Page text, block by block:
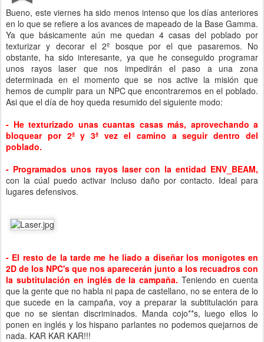
Bueno, este viernes ha sido menos intenso que los días anteriores
en lo que se refiere a los avances de mapeado de la Base Gamma.
Ya que básicamente aún me quedan 4 casas del poblado por
texturizar y decorar el 2º bosque por el que pasaremos. No
obstante, ha sido interesante, ya que he conseguido programar
unos rayos laser que nos impedirán el paso a una zona
determinada en el momento que se nos active la misión que
hemos de cumplir para un NPC que encontraremos en el poblado.
Asi que el día de hoy queda resumido del siguiente modo:
- He texturizado unas cuantas casas más, aprovechando a
bloquear por 2ª y 3ª vez el camino a seguir dentro del
poblado.
- Programados unos rayos laser con la entidad ENV_BEAM,
con la cúal puedo activar incluso daño por contacto. Ideal para
lugares defensivos.
- El resto de la tarde me he liado a diseñar los monigotes en
2D de los NPC's que nos aparecerán junto a los recuadros con
la subtitulación en inglés de la campaña. Teniendo en cuenta
que la gente que no habla ni papa de castellano, no se entera de lo
que sucede en la campaña, voy a preparar la subtitulación para
que no se sientan discriminados. Manda cojo**s, luego ellos lo
ponen en inglés y los hispano parlantes no podemos quejarnos de
nada. KAR KAR KAR!!!